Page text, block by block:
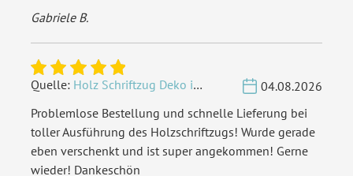
Gabriele B.
Quelle: Holz Schriftzug Deko individuell - Wunschname
04.08.2026
Problemlose Bestellung und schnelle Lieferung bei
toller Ausführung des Holzschriftzugs! Wurde gerade
eben verschenkt und ist super angekommen! Gerne
wieder! Dankeschön